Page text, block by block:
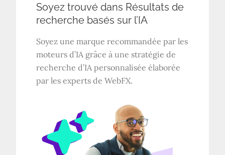
Soyez trouvé dans Résultats de
recherche basés sur l’IA
Soyez une marque recommandée par les
moteurs d’IA grâce à une stratégie de
recherche d’IA personnalisée élaborée
par les experts de WebFX.